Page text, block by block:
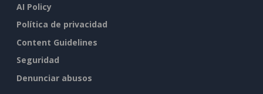
AI Policy
Política de privacidad
Content Guidelines
Seguridad
Denunciar abusos